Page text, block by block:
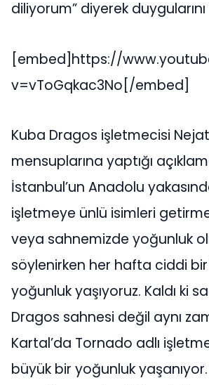
diliyorum” diyerek
[embed]https://
v=vToGqkac3No[/embed]
Kuba Dragos işletmecisi Nejat
mensuplarına yaptığı
İstanbul’un Anadolu
işletmeye ünlü isimleri
veya sahnemizde yoğunluk
söylenirken her hafta ciddi
yoğunluk yaşıyoruz. Kaldı ki
Dragos sahnesi değil aynı
Kartal’da Tornado adlı
büyük bir yoğunluk